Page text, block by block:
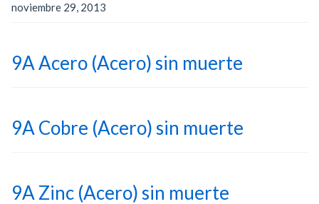
noviembre 29, 2013
9A Acero (Acero) sin muerte
9A Cobre (Acero) sin muerte
9A Zinc (Acero) sin muerte